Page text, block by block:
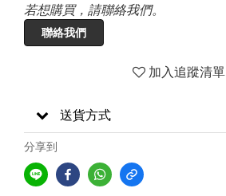
若想購買，請聯絡我們。
聯絡我們
加入追蹤清單
送貨方式
分享到